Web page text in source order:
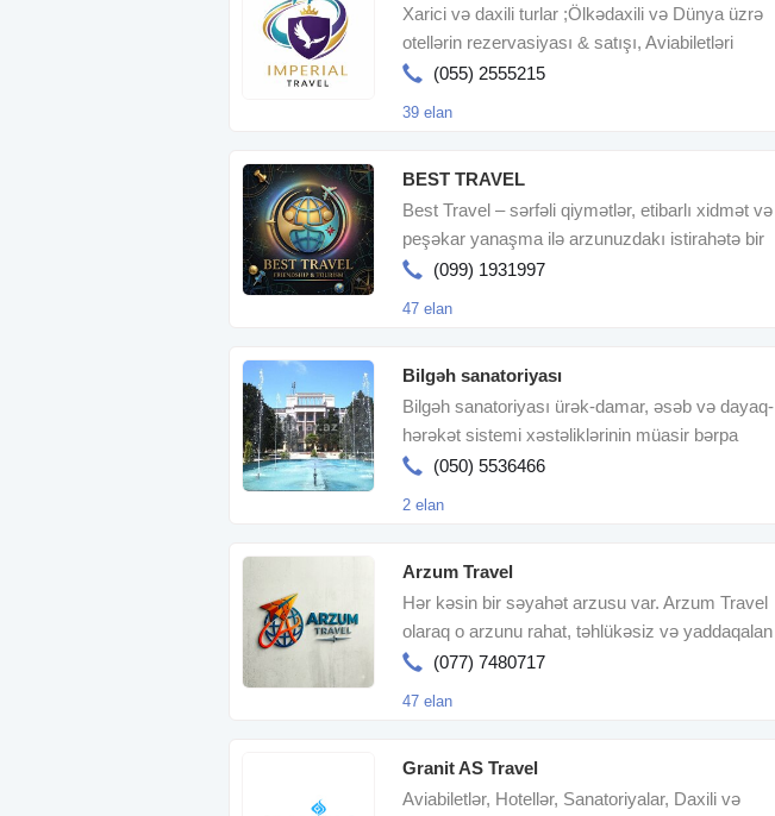
Xarici və daxili turlar ;Ölkədaxili və Dünya üzrə
otellərin rezervasiyası & satışı, Aviabiletləri
(055) 2555215
39 elan
BEST TRAVEL
Best Travel – sərfəli qiymətlər, etibarlı xidmət və
peşəkar yanaşma ilə arzunuzdakı istirahətə bir
addı(099) 1931997
47 elan
Bilgəh sanatoriyası
Bilgəh sanatoriyası ürək-damar, əsəb və dayaq-
hərəkət sistemi xəstəliklərinin müasir bərpa
mərkəzidir
(050) 5536466
2 elan
Arzum Travel
Hər kəsin bir səyahət arzusu var. Arzum Travel
olaraq o arzunu rahat, təhlükəsiz və yaddaqalan
bir təcrübəy
(077) 7480717
47 elan
Granit AS Travel
Aviabiletlər, Hotellər, Sanatoriyalar, Daxili və